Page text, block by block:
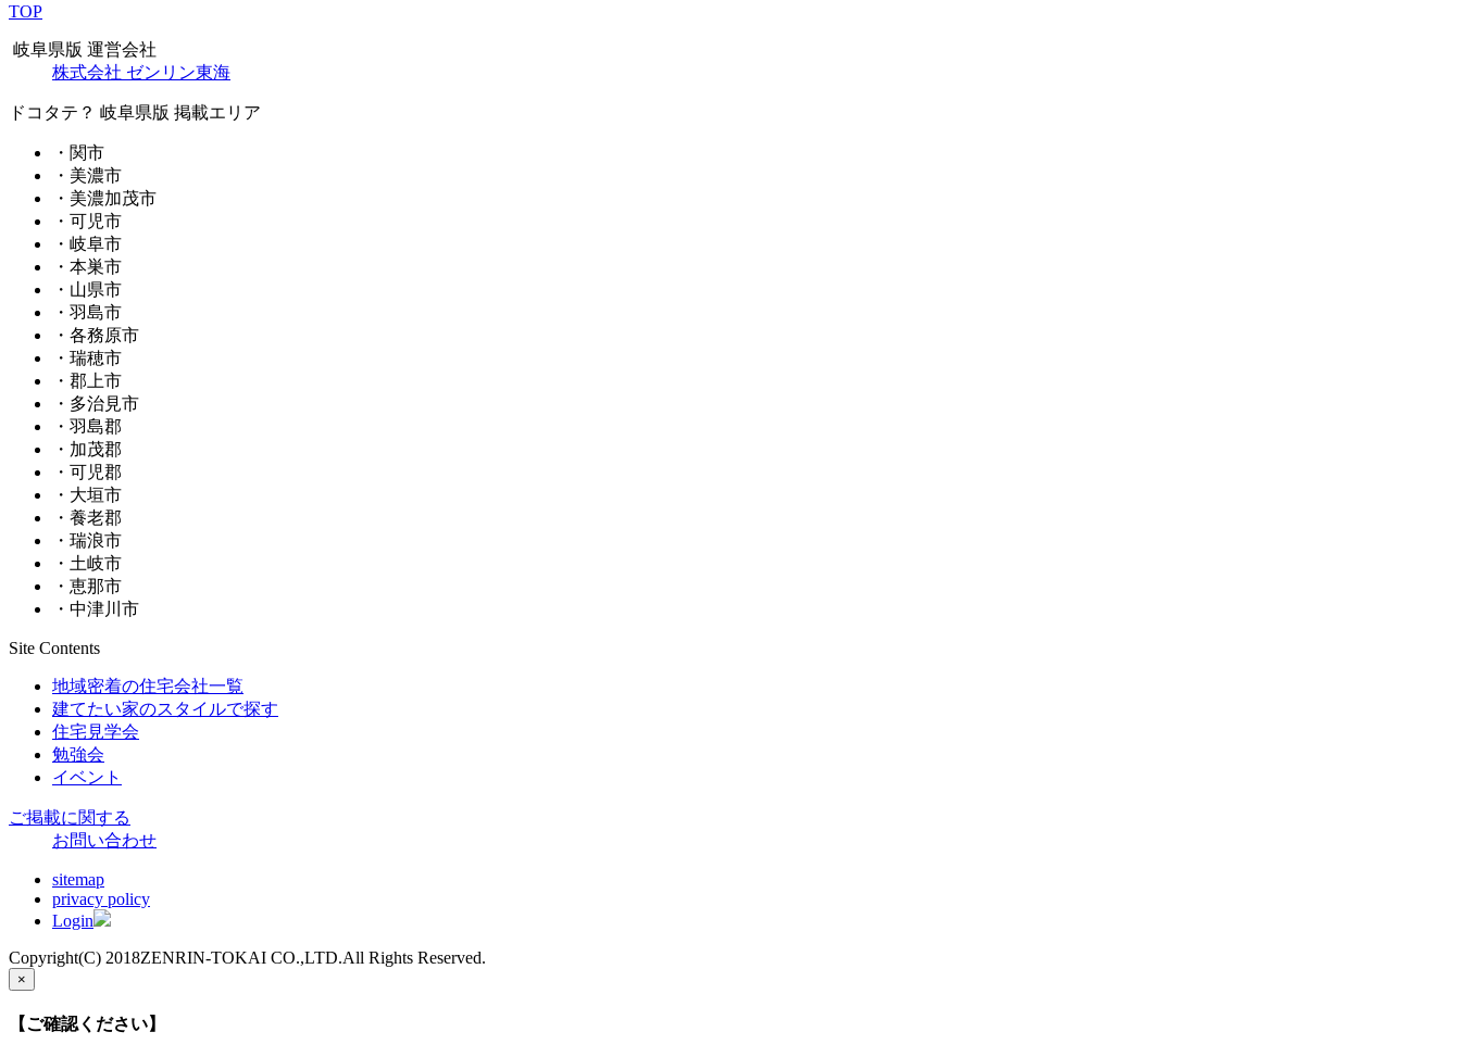
TOP
岐阜県版 運営会社
株式会社 ゼンリン東海
ドコタテ？ 岐阜県版 掲載エリア
・関市
・美濃市
・美濃加茂市
・可児市
・岐阜市
・本巣市
・山県市
・羽島市
・各務原市
・瑞穂市
・郡上市
・多治見市
・羽島郡
・加茂郡
・可児郡
・大垣市
・養老郡
・瑞浪市
・土岐市
・恵那市
・中津川市
Site Contents
地域密着の住宅会社一覧
建てたい家のスタイルで探す
住宅見学会
勉強会
イベント
ご掲載に関する
お問い合わせ
sitemap
privacy policy
Login
Copyright(C) 2018ZENRIN-TOKAI CO.,LTD.All Rights Reserved.
×
【ご確認ください】